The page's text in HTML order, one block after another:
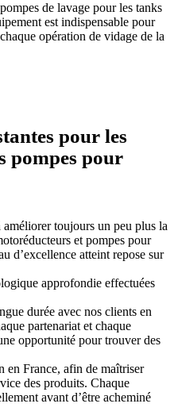
de lavage pour les tanks
est indispensable pour
opération de vidage de la
pour les
pompes pour
toujours un peu plus la
et pompes pour
d’excellence atteint repose sur
approfondie effectuées
durée avec nos clients en
partenariat et chaque
opportunité pour trouver des
en France, afin de maîtriser
des produits. Chaque
avant d’être acheminé